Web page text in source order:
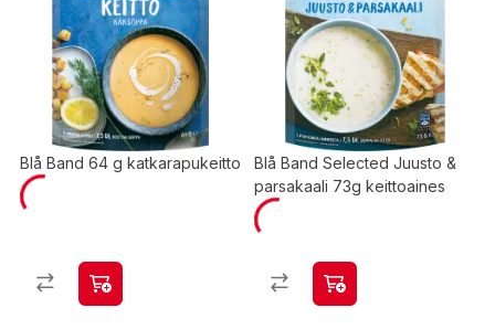
Blå Band 64 g katkarapukeitto
Blå Band Selected Juusto &
parsakaali 73g keittoaines